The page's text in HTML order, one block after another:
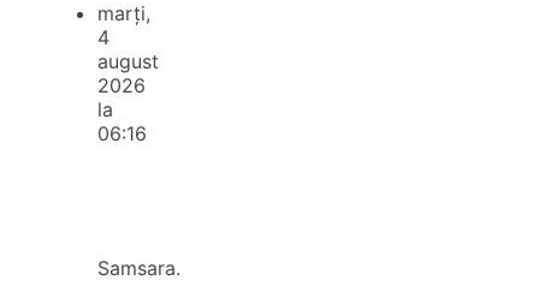
marți,
4
august
2026
la
06:16
Samsara.